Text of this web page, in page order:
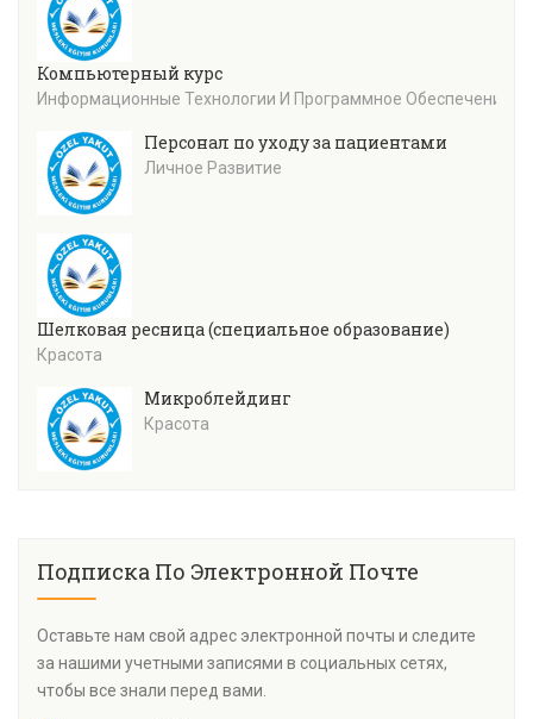
Компьютерный курс
Информационные Технологии И Программное Обеспечение
Персонал по уходу за пациентами
Личное Развитие
Шелковая ресница (специальное образование)
Красота
Микроблейдинг
Красота
Подписка По Электронной Почте
Оставьте нам свой адрес электронной почты и следите
за нашими учетными записями в социальных сетях,
чтобы все знали перед вами.